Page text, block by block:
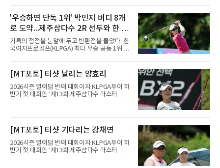
회 대회에서 데뷔 첫 승을 거뒀다.
귀포의 테디밸리 골프앤리조트(파72)에서 열린
2026시즌 한국여자프로골프(KLPGA) 투어 제주
삼다수 마스터스(총상금 10억 원) 2라운드에서
보기 없이 버디만 7개를 잡아 7언더파 65타를 쳤
다. 중간합계 1언더파 143타를 기록한 그는 전날
공동 115위에서 무려 77계단 뛰어오른 공동 38
위로 컷을 통과했다. 이번 대회 컷 기준은 1오버
오버파 78타로 공동 115위에 머물러 컷 탈락이
'우승하면 단독 1위' 박민지 버디 8개
로 도약...제주삼다수 2R 선두와 한 타
차
기록의 정점을 눈앞에 두고 반환점을 돌았다. 한
국여자프로골프(KLPGA) 최다 우승 공동 1위 박
서 선두권으로 올라섰다.통산 20승의 박민지는
7일 제주 서귀포시 테디밸리 골프앤리조트(파
72)에서 열린 2라운드에서 버디 8개와 보기 1개
를 묶어 7언더파 65타를 쳤다. 1라운드에서 71
타로 공동 30위에 머물렀던 그는 8언더파 136타
박민지는 이번 대회에서 우승하면 KLPGA 통산
[MT포토] 티샷 날리는 양효리
2026시즌 열여덟 번째 대회이자 KLPGA투어 하
반기 첫 대회인 ‘제13회 제주삼다수 마스터
트(파72/6,767야드)에서 열리고 있다.7일 현재
홀에서 경기하고 있다.
[MT포토] 티샷 기다리는 강채연
2026시즌 열여덟 번째 대회이자 KLPGA투어 하
반기 첫 대회인 ‘제13회 제주삼다수 마스터